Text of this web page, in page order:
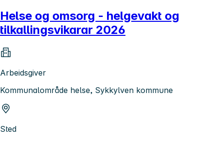
Helse og omsorg - helgevakt og
tilkallingsvikarar 2026
Arbeidsgiver
Kommunalområde helse, Sykkylven kommune
Sted